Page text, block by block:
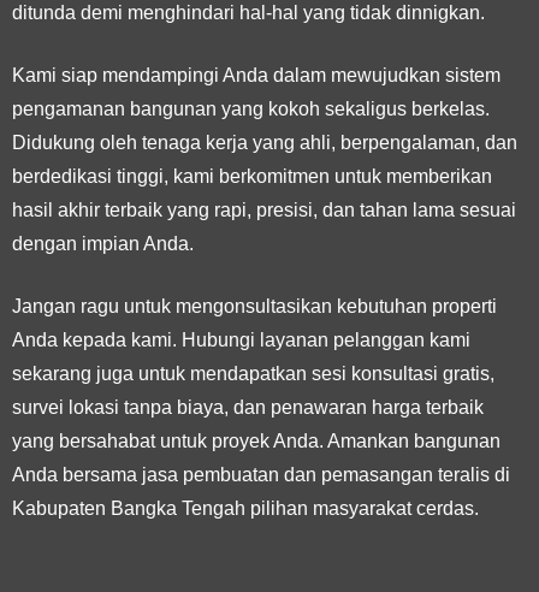
ditunda demi menghindari hal-hal yang tidak dinnigkan.
Kami siap mendampingi Anda dalam mewujudkan sistem
pengamanan bangunan yang kokoh sekaligus berkelas.
Didukung oleh tenaga kerja yang ahli, berpengalaman, dan
berdedikasi tinggi, kami berkomitmen untuk memberikan
hasil akhir terbaik yang rapi, presisi, dan tahan lama sesuai
dengan impian Anda.
Jangan ragu untuk mengonsultasikan kebutuhan properti
Anda kepada kami. Hubungi layanan pelanggan kami
sekarang juga untuk mendapatkan sesi konsultasi gratis,
survei lokasi tanpa biaya, dan penawaran harga terbaik
yang bersahabat untuk proyek Anda. Amankan bangunan
Anda bersama jasa pembuatan dan pemasangan teralis di
Kabupaten Bangka Tengah pilihan masyarakat cerdas.